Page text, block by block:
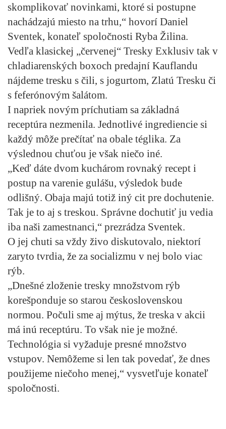
skomplikovať novinkami, ktoré si postupne
nachádzajú miesto na trhu,“ hovorí Daniel
Sventek, konateľ spoločnosti Ryba Žilina.
Vedľa klasickej „červenej“ Tresky Exklusiv tak v
chladiarenských boxoch predajní Kauflandu
nájdeme tresku s čili, s jogurtom, Zlatú Tresku či
s feferónovým šalátom.
I napriek novým príchutiam sa základná
receptúra nezmenila. Jednotlivé ingrediencie si
každý môže prečítať na obale téglika. Za
výslednou chuťou je však niečo iné.
„Keď dáte dvom kuchárom rovnaký recept i
postup na varenie gulášu, výsledok bude
odlišný. Obaja majú totiž iný cit pre dochutenie.
Tak je to aj s treskou. Správne dochutiť ju vedia
iba naši zamestnanci,“ prezrádza Sventek.
O jej chuti sa vždy živo diskutovalo, niektorí
zaryto tvrdia, že za socializmu v nej bolo viac
rýb.
„Dnešné zloženie tresky množstvom rýb
korešponduje so starou československou
normou. Počuli sme aj mýtus, že treska v akcii
má inú receptúru. To však nie je možné.
Technológia si vyžaduje presné množstvo
vstupov. Nemôžeme si len tak povedať, že dnes
použijeme niečoho menej,“ vysvetľuje konateľ
spoločnosti.